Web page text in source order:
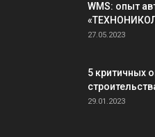
WMS: опыт
27.05.2023
5 критичных
29.01.2023